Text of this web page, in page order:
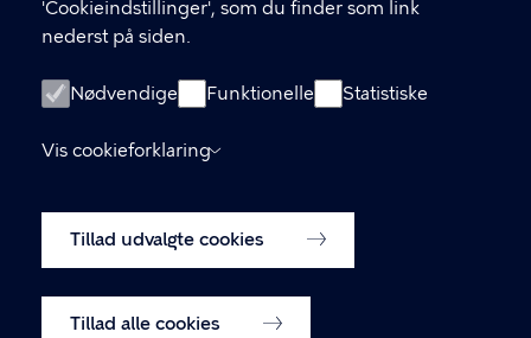
'Cookieindstillinger', som du finder som link
nederst på siden.
Nødvendige Funktionelle Statistiske
Vis cookieforklaring
Tillad udvalgte cookies
Tillad alle cookies
Center for Byudvikling, Økonomiforvaltningen
LINKS
Cookiepolitik
Cookieindstillinger